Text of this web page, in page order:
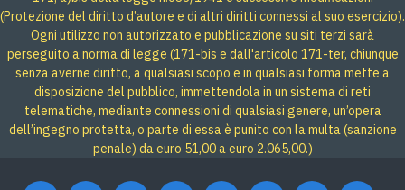
(Protezione del diritto d’autore e di altri diritti connessi al suo esercizio).
Ogni utilizzo non autorizzato e pubblicazione su siti terzi sarà
perseguito a norma di legge (171-bis e dall'articolo 171-ter, chiunque
senza averne diritto, a qualsiasi scopo e in qualsiasi forma mette a
disposizione del pubblico, immettendola in un sistema di reti
telematiche, mediante connessioni di qualsiasi genere, un’opera
dell’ingegno protetta, o parte di essa è punito con la multa (sanzione
penale) da euro 51,00 a euro 2.065,00.)